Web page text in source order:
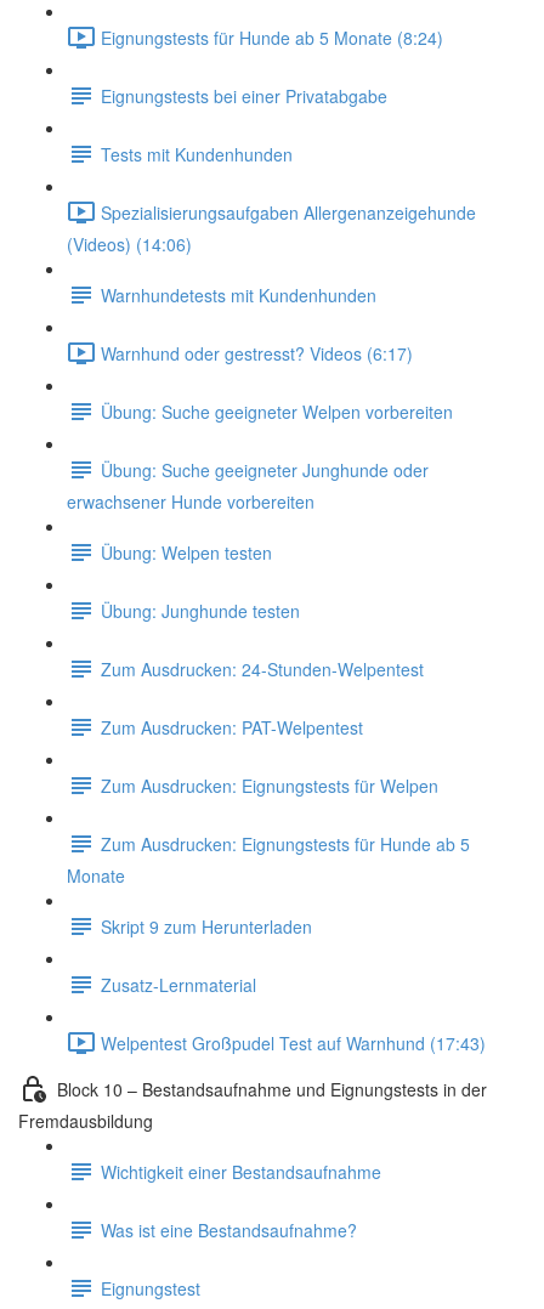
Eignungstests für Hunde ab 5 Monate (8:24)
Eignungstests bei einer Privatabgabe
Tests mit Kundenhunden
Spezialisierungsaufgaben Allergenanzeigehunde
(Videos) (14:06)
Warnhundetests mit Kundenhunden
Warnhund oder gestresst? Videos (6:17)
Übung: Suche geeigneter Welpen vorbereiten
Übung: Suche geeigneter Junghunde oder
erwachsener Hunde vorbereiten
Übung: Welpen testen
Übung: Junghunde testen
Zum Ausdrucken: 24-Stunden-Welpentest
Zum Ausdrucken: PAT-Welpentest
Zum Ausdrucken: Eignungstests für Welpen
Zum Ausdrucken: Eignungstests für Hunde ab 5
Monate
Skript 9 zum Herunterladen
Zusatz-Lernmaterial
Welpentest Großpudel Test auf Warnhund (17:43)
Block 10 – Bestandsaufnahme und Eignungstests in der
Fremdausbildung
Wichtigkeit einer Bestandsaufnahme
Was ist eine Bestandsaufnahme?
Eignungstest